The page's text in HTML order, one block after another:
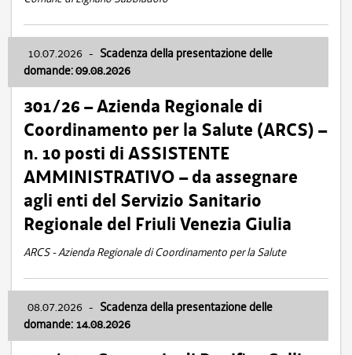
10.07.2026 - Scadenza della presentazione delle
domande: 09.08.2026
301/26 – Azienda Regionale di
Coordinamento per la Salute (ARCS) –
n. 10 posti di ASSISTENTE
AMMINISTRATIVO – da assegnare
agli enti del Servizio Sanitario
Regionale del Friuli Venezia Giulia
ARCS - Azienda Regionale di Coordinamento per la Salute
08.07.2026 - Scadenza della presentazione delle
domande: 14.08.2026